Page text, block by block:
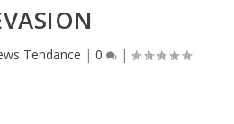
Tendance | 0 |